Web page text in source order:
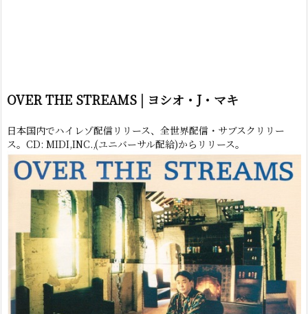
OVER THE STREAMS | ヨシオ・J・マキ
日本国内でハイレゾ配信リリース、全世界配信・サブスクリリー
ス。CD: MIDI,INC.,(ユニバーサル配給)からリリース。